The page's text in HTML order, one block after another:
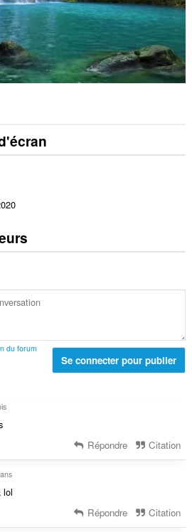
du forum
Se connecter pour publier
Répondre Citation
lol
Répondre Citation